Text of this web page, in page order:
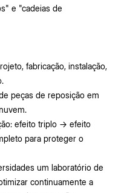
e "cadeias de
fabricação, instalação,
peças de reposição em
efeito triplo → efeito
para proteger o
um laboratório de
continuamente a